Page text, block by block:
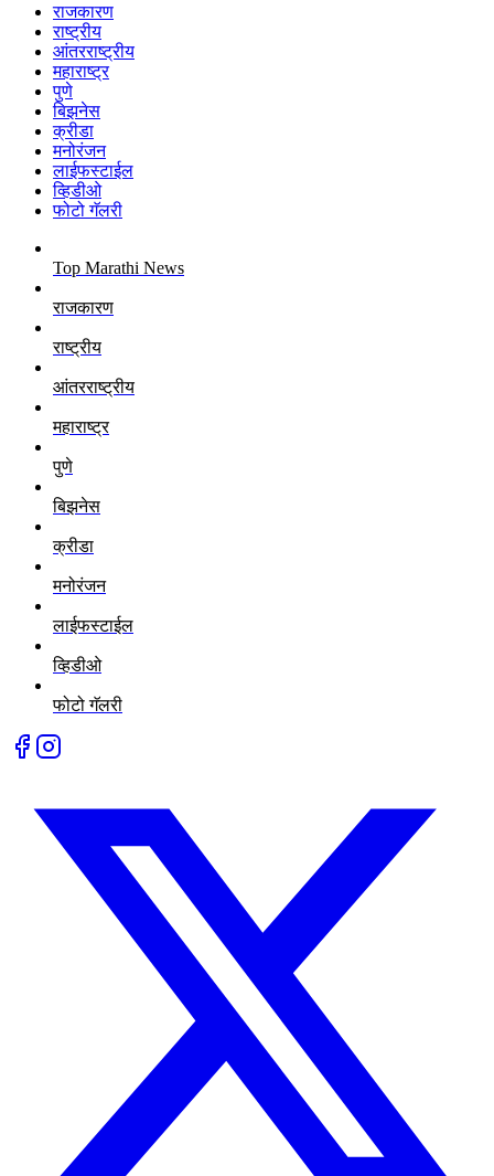
राजकारण
राष्ट्रीय
आंतरराष्ट्रीय
महाराष्ट्र
पुणे
बिझनेस
क्रीडा
मनोरंजन
लाईफस्टाईल
व्हिडीओ
फोटो गॅलरी
Top Marathi News
राजकारण
राष्ट्रीय
आंतरराष्ट्रीय
महाराष्ट्र
पुणे
बिझनेस
क्रीडा
मनोरंजन
लाईफस्टाईल
व्हिडीओ
फोटो गॅलरी